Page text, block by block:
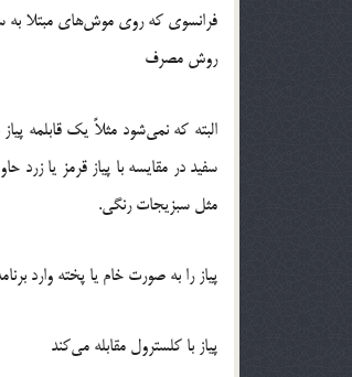
فرانسوی که روی موش‌های مبتلا به
روش مصرف
البته که نمی‌شود مثلاً یک قابلمه
سفید در مقایسه با پیاز قرمز یا
مثل سبزیجات رنگی.
پیاز را به صورت خام یا پخته وارد
پیاز با کلسترول مقابله می‌کند